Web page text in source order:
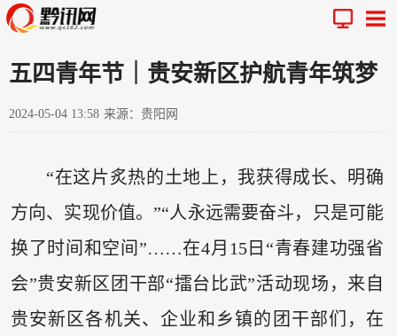
五四青年节｜贵安新区护航青年筑梦
2024-05-04 13:58 来源：贵阳网
“在这片炙热的土地上，我获得成长、明确
方向、实现价值。”“人永远需要奋斗，只是可能
换了时间和空间”……在4月15日“青春建功强省
会”贵安新区团干部“擂台比武”活动现场，来自
贵安新区各机关、企业和乡镇的团干部们，在